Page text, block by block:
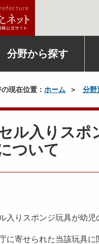
分野から探す
現在位置： ホーム 分野
ル入りスポ
ついて
入りスポンジ玩具が幼児
に寄せられた当該玩具に